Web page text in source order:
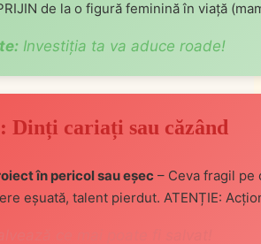
de la o figură feminină în viață
Investiția ta va aduce roade!
Dinți cariați sau căzând
în pericol sau eșec – Ceva fragil pe
eșuată, talent pierdut. ATENȚIE: